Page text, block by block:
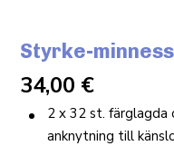
Styrke-
34,00 €
2 x 32 st. färglagda
anknytning till